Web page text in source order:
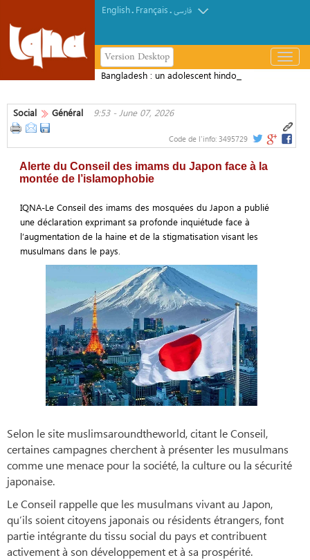
English. Français.فارسی
Version Desktop
باز
و
Bangladesh : un adolescent hindou
offensante envers la Kaaba
Social Général 9:53 - June 07, 2026
Code de l'info: 3495729
Alerte du Conseil des imams du Japon face à la
montée de l’islamophobie
IQNA-Le Conseil des imams des mosquées du Japon a publié
une déclaration exprimant sa profonde inquiétude face à
l’augmentation de la haine et de la stigmatisation visant les
musulmans dans le pays.
Selon le site muslimsaroundtheworld, citant le Conseil,
certaines campagnes cherchent à présenter les musulmans
comme une menace pour la société, la culture ou la sécurité
japonaise.
Le Conseil rappelle que les musulmans vivant au Japon,
qu’ils soient citoyens japonais ou résidents étrangers, font
partie intégrante du tissu social du pays et contribuent
activement à son développement et à sa prospérité.